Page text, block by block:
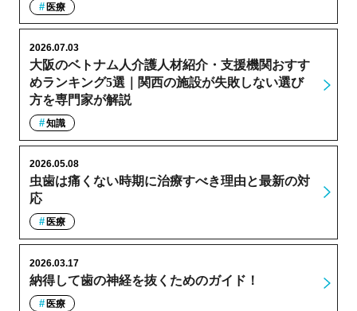
医療
大阪のベトナム人介護人材紹介・支援機関おすす
めランキング5選｜関西の施設が失敗しない選び
方を専門家が解説
2026.07.03
知識
虫歯は痛くない時期に治療すべき理由と最新の対
応
2026.05.08
医療
納得して歯の神経を抜くためのガイド！
2026.03.17
医療